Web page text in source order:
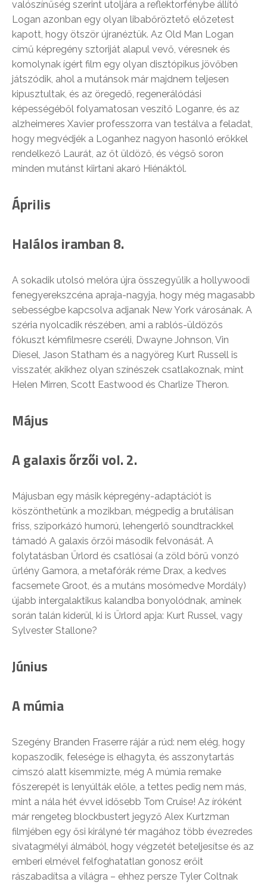
valószínűség szerint utoljára a reflektorfénybe állító
Logan azonban egy olyan libabőröztető előzetest
kapott, hogy ötször újranéztük. Az Old Man Logan
című képregény sztoriját alapul vevő, véresnek és
komolynak ígért film egy olyan disztópikus jövőben
játszódik, ahol a mutánsok már majdnem teljesen
kipusztultak, és az öregedő, regenerálódási
képességéből folyamatosan veszítő Loganre, és az
alzheimeres Xavier professzorra van testálva a feladat,
hogy megvédjék a Loganhez nagyon hasonló erőkkel
rendelkező Laurát, az őt üldöző, és végső soron
minden mutánst kiirtani akaró Hiénáktól.
Április
Halálos iramban 8.
A sokadik utolsó melóra újra összegyűlik a hollywoodi
fenegyerekszcéna apraja-nagyja, hogy még magasabb
sebességbe kapcsolva adjanak New York városának. A
széria nyolcadik részében, ami a rablós-üldözős
fókuszt kémfilmesre cseréli, Dwayne Johnson, Vin
Diesel, Jason Statham és a nagyöreg Kurt Russell is
visszatér, akikhez olyan színészek csatlakoznak, mint
Helen Mirren, Scott Eastwood és Charlize Theron.
Május
A galaxis őrzői vol. 2.
Májusban egy másik képregény-adaptációt is
köszönthetünk a mozikban, mégpedig a brutálisan
friss, sziporkázó humorú, lehengerlő soundtrackkel
támadó A galaxis őrzői második felvonását. A
folytatásban Űrlord és csatlósai (a zöld bőrű vonzó
űrlény Gamora, a metafórák réme Drax, a kedves
facsemete Groot, és a mutáns mosómedve Mordály)
újabb intergalaktikus kalandba bonyolódnak, aminek
során talán kiderül, ki is Űrlord apja: Kurt Russel, vagy
Sylvester Stallone?
Június
A múmia
Szegény Branden Fraserre rájár a rúd: nem elég, hogy
kopaszodik, felesége is elhagyta, és asszonytartás
címszó alatt kisemmizte, még A múmia remake
főszerepét is lenyúlták előle, a tettes pedig nem más,
mint a nála hét évvel idősebb Tom Cruise! Az íróként
már rengeteg blockbustert jegyző Alex Kurtzman
filmjében egy ősi királyné tér magához több évezredes
sivatagmélyi álmából, hogy végzetét beteljesítse és az
emberi elmével felfoghatatlan gonosz erőit
rászabadítsa a világra – ehhez persze Tyler Coltnak